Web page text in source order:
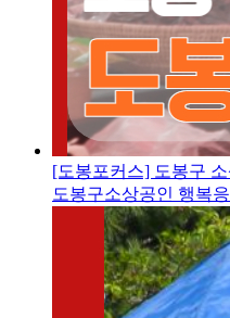
[도봉포커스] 도봉구
도봉구소상공인 행복